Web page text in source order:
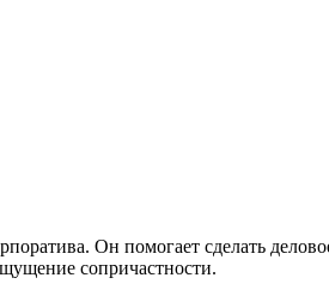
Он помогает сделать
сопричастности.